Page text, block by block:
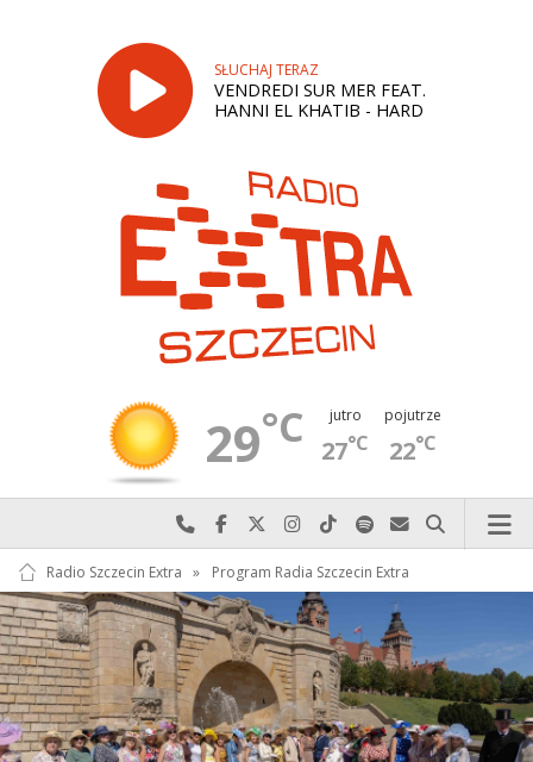
SŁUCHAJ TERAZ
VENDREDI SUR MER FEAT.
HANNI EL KHATIB - HARD
29°C jutro
27°C
pojutrze
22°C
Najlepiej po prostu do nas zadzwoń
Odwiedź nas na Facebook-u
Odwiedź nas na X
Odwiedź nas na Instagram-ie
Odwiedź nas na TikTok-u
Szukaj nas na Spotify
Wyślij do nas
Szukaj
Radio Szczecin Extra » Program Radia Szczecin Extra